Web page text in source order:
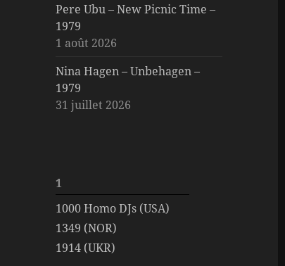
Pere Ubu – New Picnic Time –
1979
1 août 2026
Nina Hagen – Unbehagen –
1979
31 juillet 2026
1
1000 Homo DJs (USA)
1349 (NOR)
1914 (UKR)